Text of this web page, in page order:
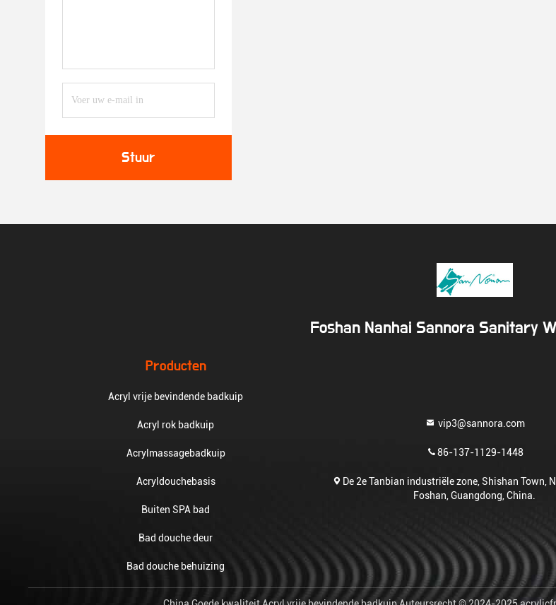
Stuur
Foshan Nanhai Sannora Sanitary
Producten
Acryl vrije bevindende badkuip
Acryl rok badkuip
Acrylmassagebadkuip
Acryldouchebasis
Buiten SPA bad
Bad douche deur
Bad douche behuizing
vip3@sannora.com
86-137-1129-1448
De 2e Tanbian industriële zone, Shishan Town,
Foshan, Guangdong, China.